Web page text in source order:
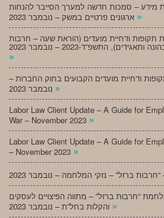
מידע – סמכות חדשה למערך הסייבר להנחות
»
תקופות ודחיית מועדים (הוראת שעה – חרבות
התשפ”ד-2023 – נובמבר 2023
»
ודחיית מועדים הקבועים בחוק החברות –
»
Labor Law Client Update – A Guide for
War – November 2023 »
Labor Law Client Update – A Guide for
– November 2023 »
“חרבות ברזל” – מתווה הפיצויים לעסקים
»